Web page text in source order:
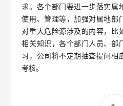
求。各个部门要进一步落实属
使用、管理等，加强对属地部
对重大危险源涉及的内容，比
相关知识，各个部门人员、部
习，公司将不定期抽查提问相
考核。